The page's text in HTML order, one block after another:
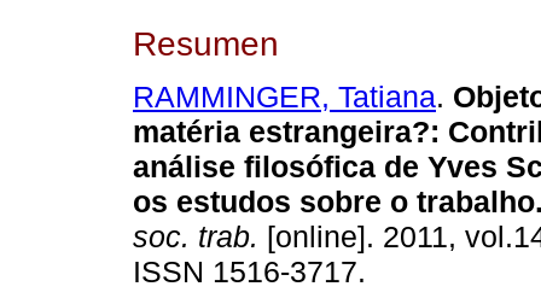
Resumen
RAMMINGER, Tatiana.
matéria estrangeira?:
análise filosófica de Yves
os estudos sobre o trabalho
soc. trab. [online]. 2011,
ISSN 1516-3717.